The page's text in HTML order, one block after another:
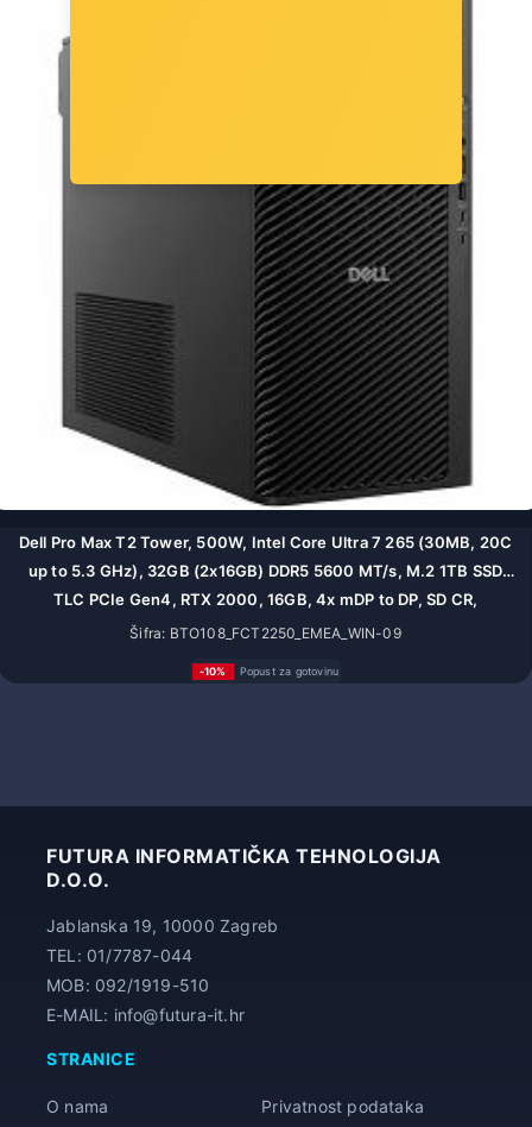
Dell Pro Max T2 Tower, 500W, Intel Core Ultra 7 265 (30MB, 20C
up to 5.3 GHz), 32GB (2x16GB) DDR5 5600 MT/s, M.2 1TB SSD
TLC PCIe Gen4, RTX 2000, 16GB, 4x mDP to DP, SD CR,
DP/HDMI/USB-C/USB-A/RJ-45,
Šifra: BTO108_FCT2250_EMEA_WIN-09
-10% Popust za gotovinu
4.150,00 €
FUTURA INFORMATIČKA TEHNOLOGIJA
D.O.O.
Jablanska 19, 10000 Zagreb
TEL: 01/7787-044
MOB: 092/1919-510
E-MAIL: info@futura-it.hr
STRANICE
O nama
Privatnost podataka